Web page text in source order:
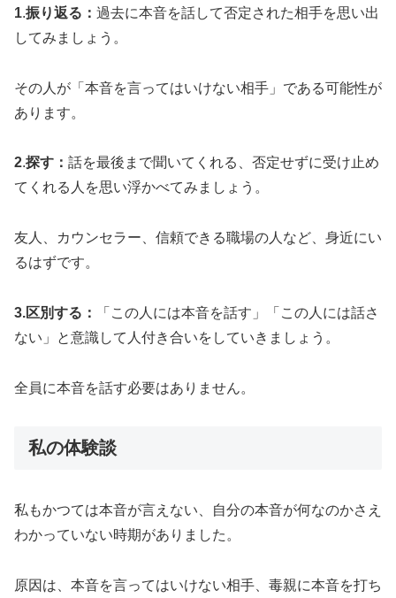
1.振り返る： 過去に本音を話して否定された相手を思い出
してみましょう。
その人が「本音を言ってはいけない相手」である可能性が
あります。
2.探す： 話を最後まで聞いてくれる、否定せずに受け止め
てくれる人を思い浮かべてみましょう。
友人、カウンセラー、信頼できる職場の人など、身近にい
るはずです。
3.区別する：
「この人には本音を話す」「この人には話さ
ない」と意識して人付き合いをしていきましょう。
全員に本音を話す必要はありません。
私の体験談
私もかつては本音が言えない、自分の本音が何なのかさえ
わかっていない時期がありました。
原因は、本音を言ってはいけない相手、毒親に本音を打ち